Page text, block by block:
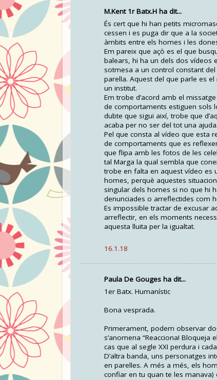
M.Kent 1r Batx.H ha dit...
És cert que hi han petits
cessen i es puga dir que a la
àmbits entre els homes i les
Em pareix que açò es el que
balears, hi ha un dels dos vídeos
sotmesa a un control constant
parella. Aquest del que parle es
un institut.
Em trobe d’acord amb el
de comportaments estiguen sols
dubte que sigui així, trobe que
acaba per no ser del tot una ajuda.
Pel que consta al vídeo que esta
de comportaments que es
que flipa amb les fotos de les
tal Marga la qual sembla que
trobe en falta en aquest vídeo es
homes, perquè aquestes
singular dels homes si no que hi
denunciades o arreflectides com
Es impossible tractar de excusar
arreflectir, en els moments
aquesta lluita per la igualtat.
16.1.18
Paula De Gouges ha dit...
1er Batx. Humanístic
Bona vesprada.
Primerament, podem observar
s’anomena “Reacciona!
cas que al segle XXI perdura i
D’altra banda, uns personatges
en parelles. A més a més, els
confiar en tu quan te les